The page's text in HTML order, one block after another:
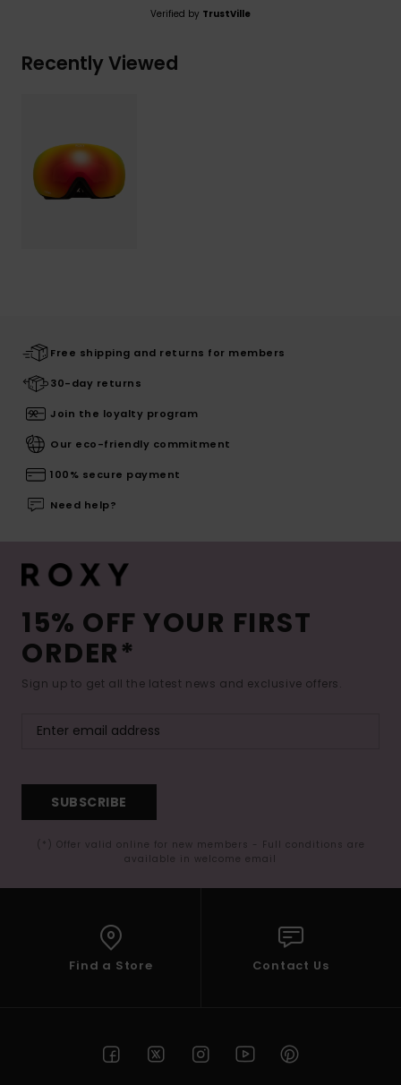
Verified by TrustVille
Recently Viewed
Free shipping and returns for members
30-day returns
Join the loyalty program
Our eco-friendly commitment
100% secure payment
Need help?
15% OFF YOUR FIRST
ORDER*
Sign up to get all the latest news and exclusive offers.
SUBSCRIBE
(*) Offer valid online for new members - Full conditions are
available in welcome email
Find a Store Contact Us